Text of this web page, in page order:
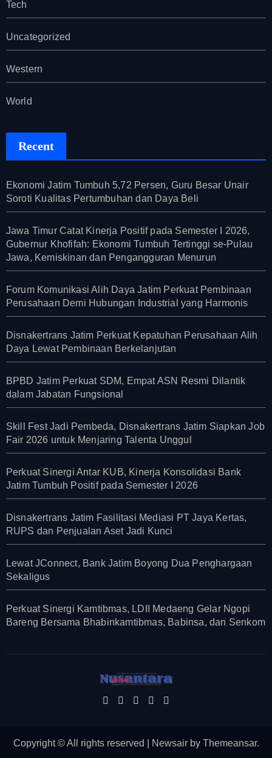
Tech
Uncategorized
Western
World
Recent
Ekonomi Jatim Tumbuh 5,72 Persen, Guru Besar Unair
Soroti Kualitas Pertumbuhan dan Daya Beli
Jawa Timur Catat Kinerja Positif pada Semester I 2026,
Gubernur Khofifah: Ekonomi Tumbuh Tertinggi se-Pulau
Jawa, Kemiskinan dan Pengangguran Menurun
Forum Komunikasi Alih Daya Jatim Perkuat Pembinaan
Perusahaan Demi Hubungan Industrial yang Harmonis
Disnakertrans Jatim Perkuat Kepatuhan Perusahaan Alih
Daya Lewat Pembinaan Berkelanjutan
BPBD Jatim Perkuat SDM, Empat ASN Resmi Dilantik
dalam Jabatan Fungsional
Skill Fest Jadi Pembeda, Disnakertrans Jatim Siapkan Job
Fair 2026 untuk Menjaring Talenta Unggul
Perkuat Sinergi Antar KUB, Kinerja Konsolidasi Bank
Jatim Tumbuh Positif pada Semester I 2026
Disnakertrans Jatim Fasilitasi Mediasi PT Jaya Kertas,
RUPS dan Penjualan Aset Jadi Kunci
Lewat JConnect, Bank Jatim Boyong Dua Penghargaan
Sekaligus
Perkuat Sinergi Kamtibmas, LDII Medaeng Gelar Ngopi
Bareng Bersama Bhabinkamtibmas, Babinsa, dan Senkom
Copyright © All rights reserved Newsairby Themeansar.